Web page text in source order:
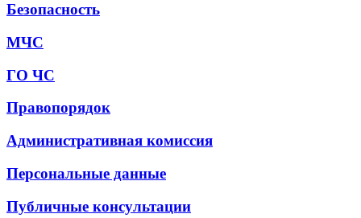
Безопасность
МЧС
ГО ЧС
Правопорядок
Административная комиссия
Персональные данные
Публичные консультации